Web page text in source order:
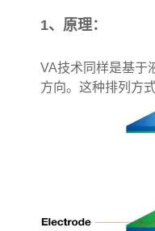
1、原理：
VA技术同样是基于
方向。这种排列方